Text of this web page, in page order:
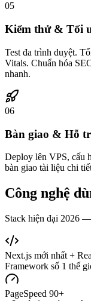
05
Kiểm thử & Tối
Test đa trình duyệt.
Vitals. Chuẩn hóa
nhanh.
06
Bàn giao & Hỗ
Deploy lên VPS, cấu
bàn giao tài liệu chi
Công nghệ
Stack hiện đại 2026
Next.js mới nhất +
Framework số 1 thế
PageSpeed 90+